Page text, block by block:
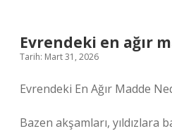
Evrendeki en ağır
Tarih: Mart 31, 2026
Evrendeki En Ağır Madde
Bazen akşamları, yıldızlara